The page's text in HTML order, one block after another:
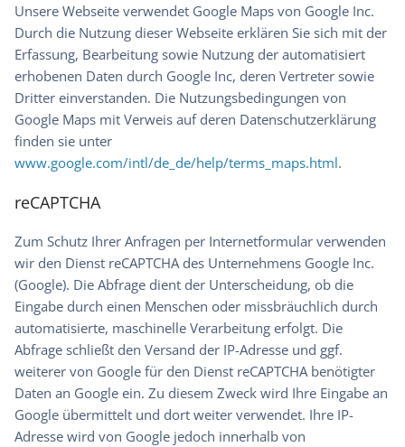
Unsere Webseite verwendet Google Maps von Google Inc.
Durch die Nutzung dieser Webseite erklären Sie sich mit der
Erfassung, Bearbeitung sowie Nutzung der automatisiert
erhobenen Daten durch Google Inc, deren Vertreter sowie
Dritter einverstanden. Die Nutzungsbedingungen von
Google Maps mit Verweis auf deren Datenschutzerklärung
finden sie unter
www.google.com/intl/de_de/help/terms_maps.html.
reCAPTCHA
Zum Schutz Ihrer Anfragen per Internetformular verwenden
wir den Dienst reCAPTCHA des Unternehmens Google Inc.
(Google). Die Abfrage dient der Unterscheidung, ob die
Eingabe durch einen Menschen oder missbräuchlich durch
automatisierte, maschinelle Verarbeitung erfolgt. Die
Abfrage schließt den Versand der IP-Adresse und ggf.
weiterer von Google für den Dienst reCAPTCHA benötigter
Daten an Google ein. Zu diesem Zweck wird Ihre Eingabe an
Google übermittelt und dort weiter verwendet. Ihre IP-
Adresse wird von Google jedoch innerhalb von